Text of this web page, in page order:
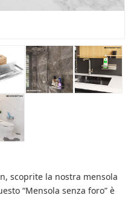
scoprite la nostra mensola
“Mensola senza foro” è